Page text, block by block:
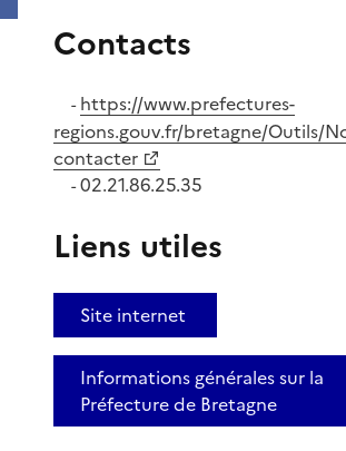
Contacts
- https://www.prefectures-
regions.gouv.fr/bretagne/Outils/
contacter
-02.21.86.25.35
Liens utiles
Site internet
Informations générales sur la
Préfecture de Bretagne